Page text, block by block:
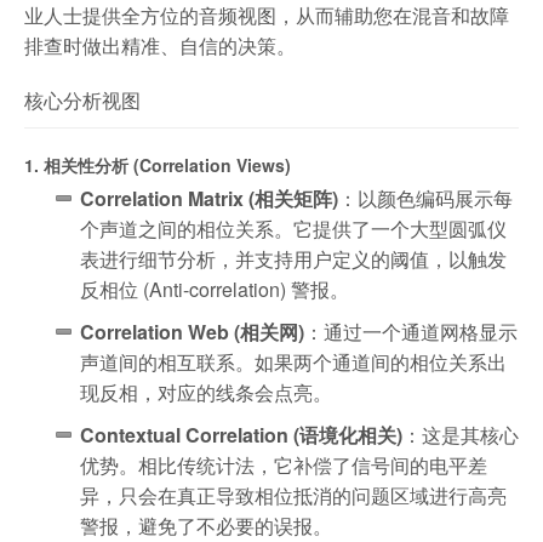
业人士提供全方位的音频视图，从而辅助您在混音和故障
排查时做出精准、自信的决策。
核心分析视图
1. 相关性分析 (Correlation Views)
Correlation Matrix (相关矩阵) ：以颜色编码展示每
个声道之间的相位关系。它提供了一个大型圆弧仪
表进行细节分析，并支持用户定义的阈值，以触发
反相位 (Anti-correlation) 警报。
Correlation Web (相关网) ：通过一个通道网格显示
声道间的相互联系。如果两个通道间的相位关系出
现反相，对应的线条会点亮。
Contextual Correlation (语境化相关) ：这是其核心
优势。相比传统计法，它补偿了信号间的电平差
异，只会在真正导致相位抵消的问题区域进行高亮
警报，避免了不必要的误报。